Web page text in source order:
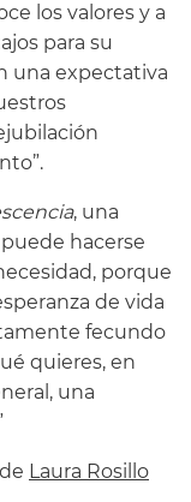
los valores y a
para su
una expectativa
, una
hacerse
porque
de vida
fecundo
quieres, en
una
Laura Rosillo